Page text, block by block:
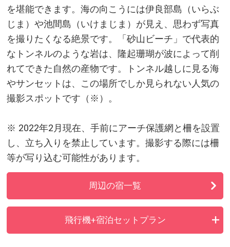
を堪能できます。海の向こうには伊良部島（いらぶ
じま）や池間島（いけまじま）が見え、思わず写真
を撮りたくなる絶景です。「砂山ビーチ」で代表的
なトンネルのような岩は、隆起珊瑚が波によって削
れてできた自然の産物です。トンネル越しに見る海
やサンセットは、この場所でしか見られない人気の
撮影スポットです（※）。
※ 2022年2月現在、手前にアーチ保護網と柵を設置
し、立ち入りを禁止しています。撮影する際には柵
等が写り込む可能性があります。
周辺の宿一覧
飛行機+宿泊セットプラン